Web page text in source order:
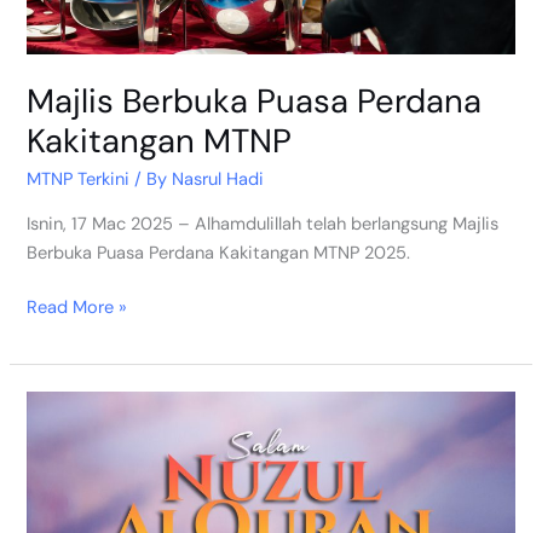
Majlis Berbuka Puasa Perdana
Kakitangan MTNP
MTNP Terkini / By Nasrul Hadi
Isnin, 17 Mac 2025 – Alhamdulillah telah berlangsung Majlis
Berbuka Puasa Perdana Kakitangan MTNP 2025.
Read More »
Nuzul
1446H/2025M